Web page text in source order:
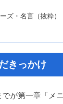
ズ・名言（抜粋）
きっかけ
が第一章「メ